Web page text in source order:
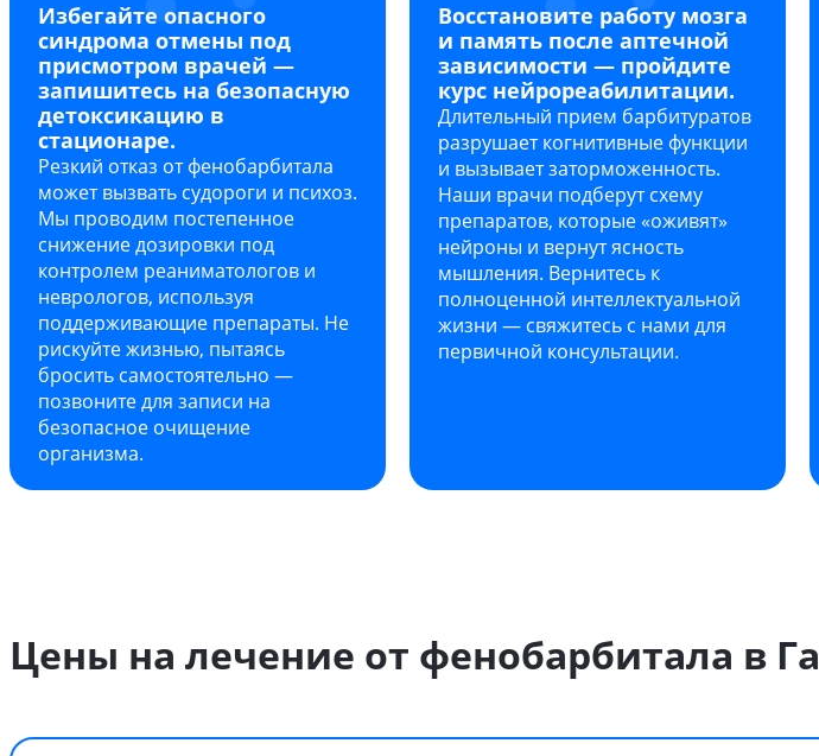
Избегайте опасного
синдрома отмены под
присмотром врачей —
запишитесь на безопасную
детоксикацию в
стационаре.
Резкий отказ от фенобарбитала
может вызвать судороги и психоз.
Мы проводим постепенное
снижение дозировки под
контролем реаниматологов и
неврологов, используя
поддерживающие препараты. Не
рискуйте жизнью, пытаясь
бросить самостоятельно —
позвоните для записи на
безопасное очищение
организма.
Восстановите работу мозга
и память после аптечной
зависимости — пройдите
курс нейрореабилитации.
Длительный прием барбитуратов
разрушает когнитивные функции
и вызывает заторможенность.
Наши врачи подберут схему
препаратов, которые «оживят»
нейроны и вернут ясность
мышления. Вернитесь к
полноценной интеллектуальной
жизни — свяжитесь с нами для
первичной консультации.
Цены на лечение от фенобарбитала в